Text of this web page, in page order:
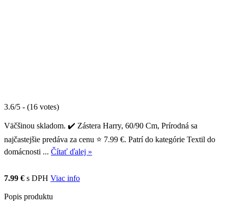
3.6/5 - (16 votes)
Väčšinou skladom. ✔️ Zástera Harry, 60/90 Cm, Prírodná sa
najčastejšie predáva za cenu ⭐ 7.99 €. Patrí do kategórie Textil do
domácnosti ... Čítať ďalej »
7.99 € s DPH Viac info
Popis produktu